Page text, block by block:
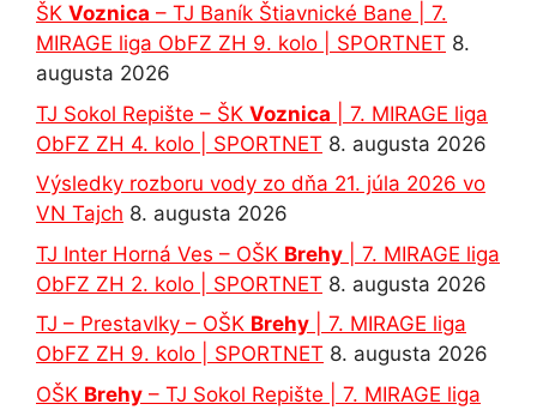
ŠK Voznica – TJ Baník Štiavnické Bane | 7.
MIRAGE liga ObFZ ZH 9. kolo | SPORTNET 8.
augusta 2026
TJ Sokol Repište – ŠK Voznica | 7. MIRAGE liga
ObFZ ZH 4. kolo | SPORTNET 8. augusta 2026
Výsledky rozboru vody zo dňa 21. júla 2026 vo
VN Tajch 8. augusta 2026
TJ Inter Horná Ves – OŠK Brehy | 7. MIRAGE liga
ObFZ ZH 2. kolo | SPORTNET 8. augusta 2026
TJ – Prestavlky – OŠK Brehy | 7. MIRAGE liga
ObFZ ZH 9. kolo | SPORTNET 8. augusta 2026
OŠK Brehy – TJ Sokol Repište | 7. MIRAGE liga